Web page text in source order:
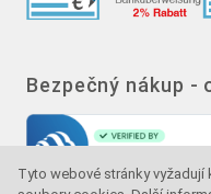
Tyto webové stránky
Bezpečný nákup -